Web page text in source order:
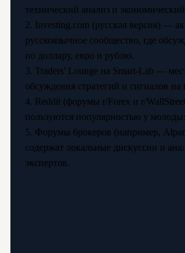
технический анализ и
2. Investing.com (русская версия) —
русскоязычное сообщество, где
по доллару, евро и рублю.
3. Traders' Lounge на Smart-Lab —
обсуждения стратегий и сигналов
4. Reddit (форумы r/Forex и r/
пользуются популярностью у
5. Форумы брокеров (например,
содержат локальные дискуссии и
экспертов.